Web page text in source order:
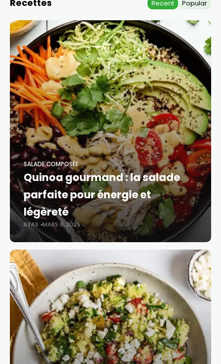
Recettes Recent Popular
SALADE COMPOSÉE​
Quinoa gourmand : la salade
parfaite pour énergie et
légèreté
ILYAS MARS 6, 2025